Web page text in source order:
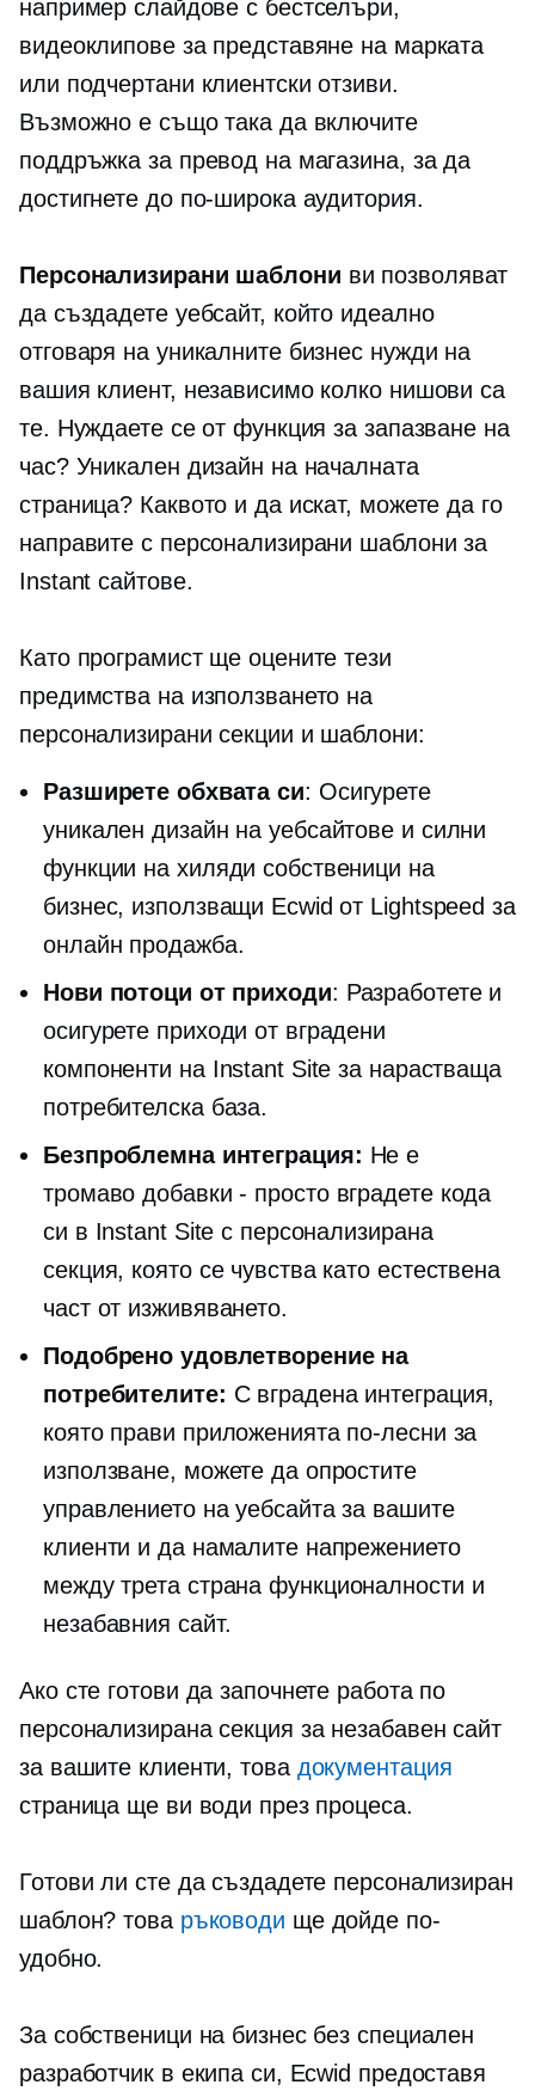
например слайдове с бестселъри,
видеоклипове за представяне на марката
или подчертани клиентски отзиви.
Възможно е също така да включите
поддръжка за превод на магазина, за да
достигнете до по-широка аудитория.
Персонализирани шаблони ви позволяват
да създадете уебсайт, който идеално
отговаря на уникалните бизнес нужди на
вашия клиент, независимо колко нишови са
те. Нуждаете се от функция за запазване на
час? Уникален дизайн на началната
страница? Каквото и да искат, можете да го
направите с персонализирани шаблони за
Instant сайтове.
Като програмист ще оцените тези
предимства на използването на
персонализирани секции и шаблони:
Разширете обхвата си: Осигурете
уникален дизайн на уебсайтове и силни
функции на хиляди собственици на
бизнес, използващи Ecwid от Lightspeed за
онлайн продажба.
Нови потоци от приходи: Разработете и
осигурете приходи от вградени
компоненти на Instant Site за нарастваща
потребителска база.
Безпроблемна интеграция: Не е
тромаводобавки - простовградете кода
си в Instant Site с персонализирана
секция, която се чувства като естествена
част от изживяването.
Подобрено удовлетворение на
потребителите: С вградена интеграция,
която прави приложенията по-лесни за
използване, можете да опростите
управлението на уебсайта за вашите
клиенти и да намалите напрежението
междутрета страна функционалности и
незабавния сайт.
Ако сте готови да започнете работа по
персонализирана секция за незабавен сайт
за вашите клиенти, това документация
страница ще ви води през процеса.
Готови ли сте да създадете персонализиран
шаблон? това ръководи ще дойде по-
удобно.
За собственици на бизнес без специален
разработчик в екипа си, Ecwid предоставя